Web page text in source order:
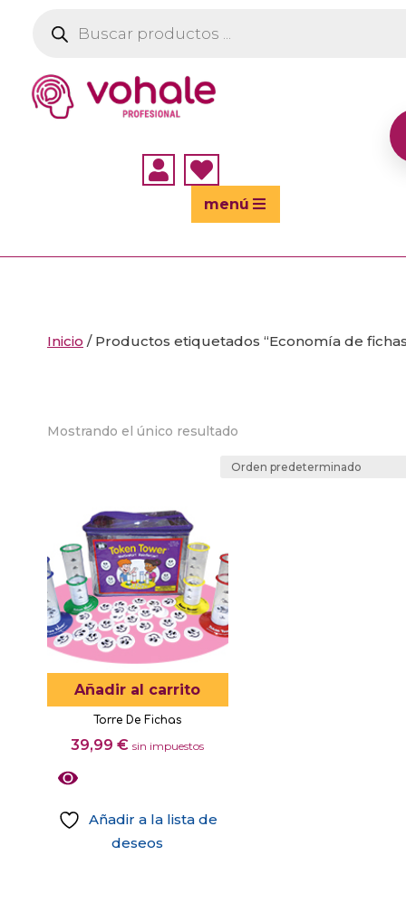
productos
 
menú
Inicio / Productos etiquetados “Economía de
Mostrando el único resultado
Añadir al carrito
Torre De Fichas
39,99€ sin impuestos
Añadir a la lista de
deseos